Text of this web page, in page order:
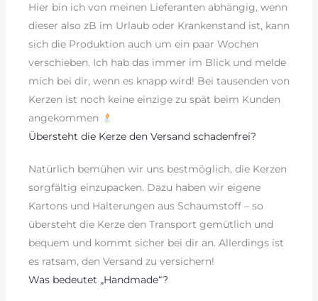
Hier bin ich von meinen Lieferanten abhängig, wenn
dieser also zB im Urlaub oder Krankenstand ist, kann
sich die Produktion auch um ein paar Wochen
verschieben. Ich hab das immer im Blick und melde
mich bei dir, wenn es knapp wird! Bei tausenden von
Kerzen ist noch keine einzige zu spät beim Kunden
angekommen
Übersteht die Kerze den Versand schadenfrei?
Natürlich bemühen wir uns bestmöglich, die Kerzen
sorgfältig einzupacken. Dazu haben wir eigene
Kartons und Halterungen aus Schaumstoff – so
übersteht die Kerze den Transport gemütlich und
bequem und kommt sicher bei dir an. Allerdings ist
es ratsam, den Versand zu versichern!
Was bedeutet „Handmade“?